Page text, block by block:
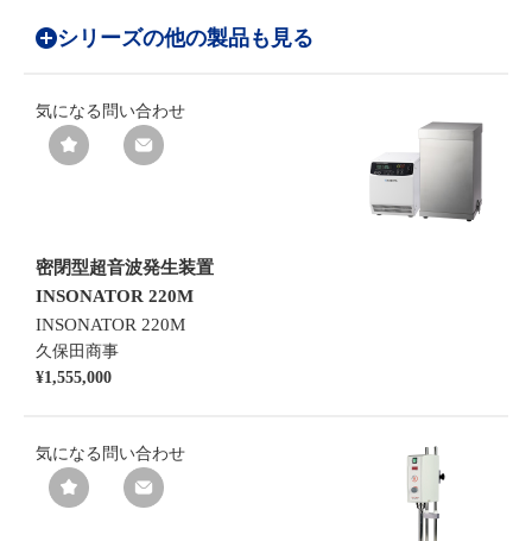
シリーズの他の製品も見る
気になる 問い合わせ
密閉型超音波発生装置
INSONATOR 220M
INSONATOR 220M
久保田商事
¥1,555,000
気になる 問い合わせ